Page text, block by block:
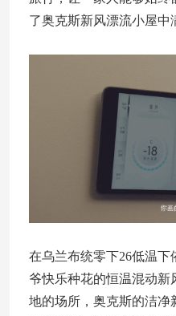
了奥克斯新风漂流小屋中
在乌兰布统零下26低温
爷快乐种花的恒温混动新
地的场所，奥克斯的洁净